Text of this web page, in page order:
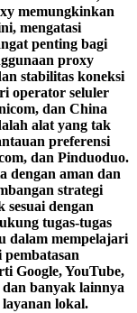
memungkinkan
mengatasi
penting bagi
proxy
stabilitas koneksi
operator seluler
dan China
alat yang tak
preferensi
dan Pinduoduo.
dengan aman dan
strategi
sesuai dengan
tugas-tugas
dalam mempelajari
Google, YouTube,
banyak lainnya
lokal.